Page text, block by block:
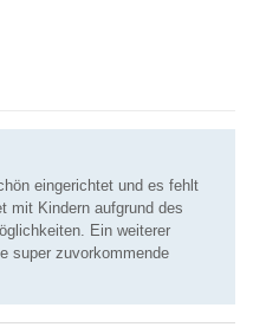
eingerichtet und es fehlt
mit Kindern aufgrund des
Ein weiterer
super zuvorkommende